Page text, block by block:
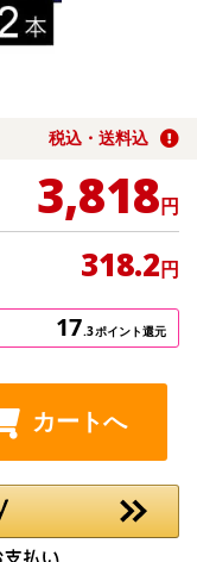
税込・送料込
3,818円
318.2円
17.3ポイント還元
カートへ